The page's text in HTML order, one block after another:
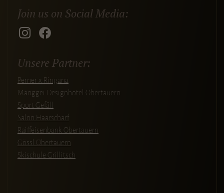
Join us on Social Media:
Unsere Partner:
Perner x Ringana
Manggei Designhotel Obertauern
Sport Gefäll
Salon Haarscharf
Raiffeisenbank Obertauern
Gössl Obertauern
Skischule Grillitsch